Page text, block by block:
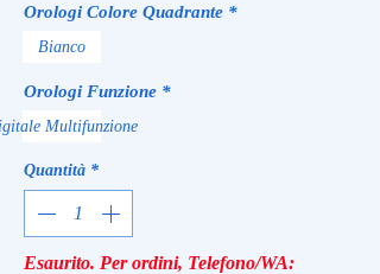
Orologi Colore Quadrante *
Bianco
Orologi Funzione *
Multifunzione
Quantità *
Esaurito. Per ordini, Telefono/WA: